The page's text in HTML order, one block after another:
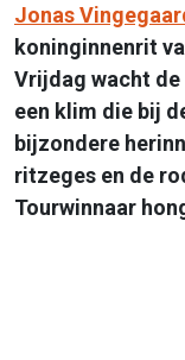
Jonas
koninginnenrit
Vrijdag wacht de
een klim die bij
bijzondere
ritzeges en de
Tourwinnaar